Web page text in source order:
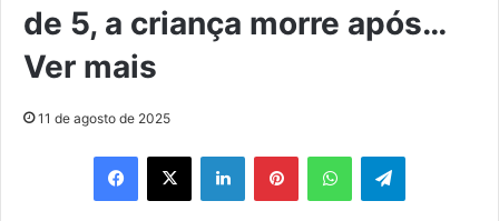
de 5, a criança morre após…
Ver mais
11 de agosto de 2025
Facebook
X LinkedinPinterestWhatsAppTelegram